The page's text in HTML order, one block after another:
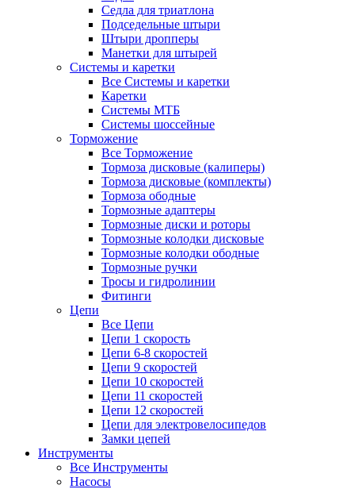
Седла для триатлона
Подседельные штыри
Штыри дропперы
Манетки для штырей
Системы и каретки
Все Системы и каретки
Каретки
Системы МТБ
Системы шоссейные
Торможение
Все Торможение
Тормоза дисковые (калиперы)
Тормоза дисковые (комплекты)
Тормоза ободные
Тормозные адаптеры
Тормозные диски и роторы
Тормозные колодки дисковые
Тормозные колодки ободные
Тормозные ручки
Тросы и гидролинии
Фитинги
Цепи
Все Цепи
Цепи 1 скорость
Цепи 6-8 скоростей
Цепи 9 скоростей
Цепи 10 скоростей
Цепи 11 скоростей
Цепи 12 скоростей
Цепи для электровелосипедов
Замки цепей
Инструменты
Все Инструменты
Насосы